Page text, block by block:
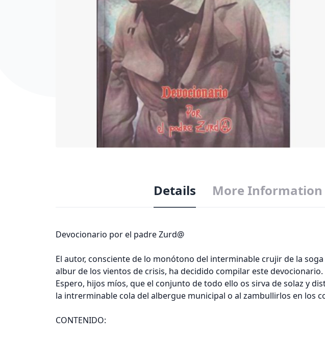
Details
Devocionario por el padre Zurd@
El autor, consciente de lo monótono del interminable crujir de la
albur de los vientos de crisis, ha decidido compilar este devocionario.
Espero, hijos míos, que el conjunto de todo ello os sirva de solaz y
la intrerminable cola del albergue municipal o al zambullirlos en los
CONTENIDO:
More Information